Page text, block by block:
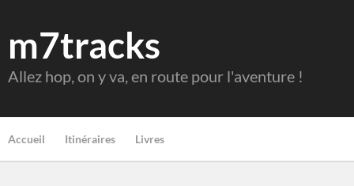
m7tracks
Allez hop, on y va, en route pour l'aventure !
Accueil Itinéraires Livres